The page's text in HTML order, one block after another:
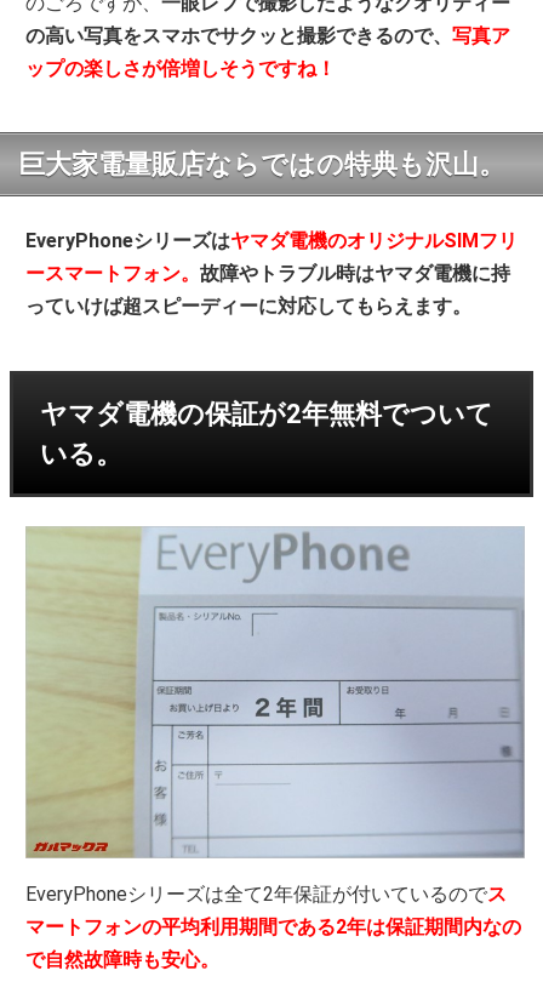
の高い写真をスマホでサクッと撮影できるので、写真ア
ップの楽しさが倍増しそうですね！
巨大家電量販店ならではの特典も沢山。
EveryPhoneシリーズはヤマダ電機のオリジナルSIMフリ
ースマートフォン。故障やトラブル時はヤマダ電機に持
っていけば超スピーディーに対応してもらえます。
ヤマダ電機の保証が2年無料でついて
いる。
EveryPhoneシリーズは全て2年保証が付いているのでス
マートフォンの平均利用期間である2年は保証期間内なの
で自然故障時も安心。